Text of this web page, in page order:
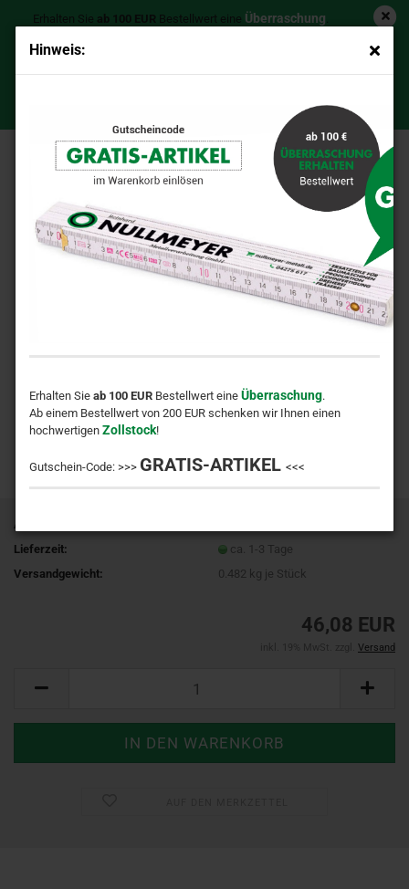
Hinweis:
Erhalten Sie ab 100 EUR Bestellwert eine Überraschung.
Ab einem Bestellwert von 200 EUR schenken wir Ihnen einen
hochwertigen Zollstock!
Gutschein-Code: >>> GRATIS-ARTIKEL <<<
Erhalten Sie ab 100 EUR Bestellwert eine Überraschung.
Ø 30x47/70x50 mm Reparatur Kragenbuchse, Stahl,
Art.Nr.:
Lieferzeit:
ca. 1-3 Tage
Versandgewicht:
0.482 kg je Stück
46,08 EUR
Versand